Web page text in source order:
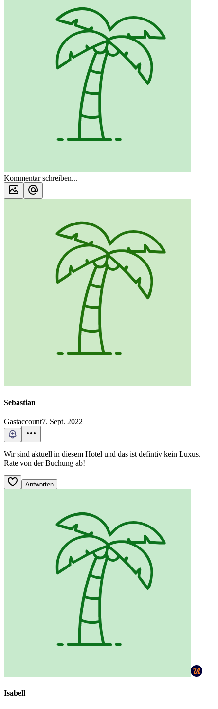
Kommentar schreiben...
Sebastian
Gastaccount7. Sept. 2022
Wir sind aktuell in diesem Hotel und das ist defintiv kein Luxus.
Rate von der Buchung ab!
Antworten
Isabell